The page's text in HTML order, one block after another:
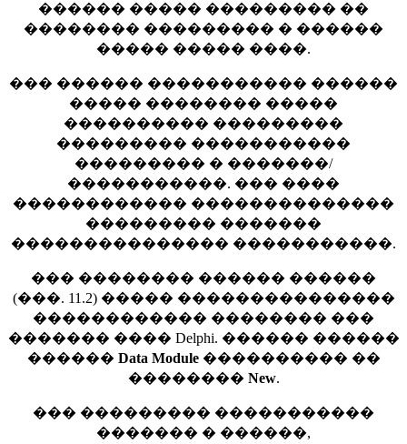
������ ����� ��������� ��
�������� ��������� � ������
����� ����� ����.
��� ������ ����������� ������
����� �������� �����
���������� ���������
��������� �����������
��������� � �������/
�����������. ��� ����
������������ ��������������
��������� �������
��������������� �����������.
��� �������� ������ ������
(���. 11.2) ����� ���������������
������������ �������� ���
������� ���� Delphi. ������ ������
������ Data Module ���������� ��
�������� New.
��� ��������� �����������
������� � ������,